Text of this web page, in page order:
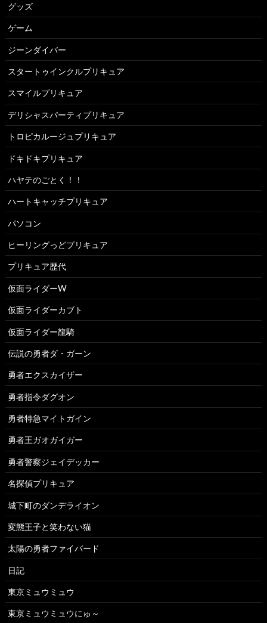
グッズ
ゲーム
ジーンダイバー
スタートゥインクルプリキュア
スマイルプリキュア
デリシャスパーティプリキュア
トロピカルージュプリキュア
ドキドキプリキュア
ハヤテのごとく！！
ハートキャッチプリキュア
パソコン
ヒーリングっどプリキュア
プリキュア歴代
仮面ライダーW
仮面ライダーカブト
仮面ライダー龍騎
伝説の勇者ダ・ガーン
勇者エクスカイザー
勇者指令ダグオン
勇者特急マイトガイン
勇者王ガオガイガー
勇者警察ジェイデッカー
名探偵プリキュア
城下町のダンデライオン
変態王子と笑わない猫
太陽の勇者ファイバード
日記
東京ミュウミュウ
東京ミュウミュウにゅ～